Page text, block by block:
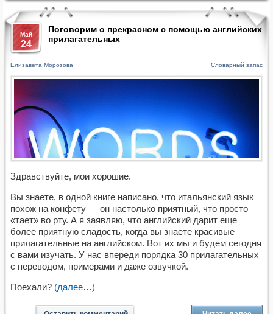
Май
24
Поговорим о прекрасном с помощью английских
прилагательных
Елизавета Морозова Словарный запас
Здравствуйте, мои хорошие.
Вы знаете, в одной книге написано, что итальянский язык
похож на конфету — он настолько приятный, что просто
«тает» во рту. А я заявляю, что английский дарит еще
более приятную сладость, когда вы знаете красивые
прилагательные на английском. Вот их мы и будем сегодня
с вами изучать. У нас впереди порядка 30 прилагательных
с переводом, примерами и даже озвучкой.
Поехали? (далее…)